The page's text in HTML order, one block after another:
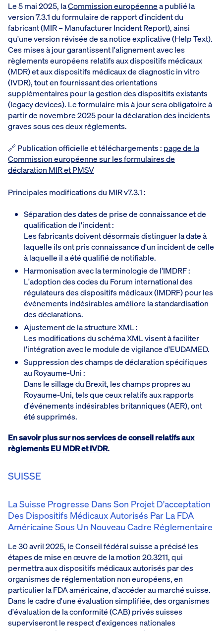
Le 5 mai 2025, laCommission européennea publié la
version 7.3.1 du formulaire de rapport d'incident du
fabricant (MIR – Manufacturer Incident Report), ainsi
qu'une version révisée de sa notice explicative (Help Text).
Ces mises à jour garantissent l'alignement avec les
règlements européens relatifs aux dispositifs médicaux
(MDR) et aux dispositifs médicaux de diagnostic in vitro
(IVDR), tout en fournissant des orientations
supplémentaires pour la gestion des dispositifs existants
(legacy devices). Le formulaire mis à jour sera obligatoire à
partir de novembre 2025 pour la déclaration des incidents
graves sous ces deux règlements.
🔗 Publication officielle et téléchargements : page de la
Commission européenne sur les formulaires de
déclaration MIR et PMSV
Principales modifications du MIR v7.3.1 :
Séparation des dates de prise de connaissance et de
qualification de l'incident :
Les fabricants doivent désormais distinguer la date à
laquelle ils ont pris connaissance d'un incident de celle
à laquelle il a été qualifié de notifiable.
Harmonisation avec la terminologie de l'IMDRF :
L'adoption des codes du Forum international des
régulateurs des dispositifs médicaux (IMDRF) pour les
événements indésirables améliore la standardisation
des déclarations.
Ajustement de la structure XML :
Les modifications du schéma XML visent à faciliter
l'intégration avec le module de vigilance d'EUDAMED.
Suppression des champs de déclaration spécifiques
au Royaume-Uni :
Dans le sillage du Brexit, les champs propres au
Royaume-Uni, tels que ceux relatifs aux rapports
d'événements indésirables britanniques (AER), ont
été supprimés.
En savoir plus sur nos services de conseil relatifs aux
règlementsEU MDRetIVDR.
SUISSE
La Suisse Progresse Dans Son Projet D'acceptation
Des Dispositifs Médicaux Autorisés Par La FDA
Américaine Sous Un Nouveau Cadre Réglementaire
Le 30 avril 2025, le Conseil fédéral suisse a précisé les
étapes de mise en œuvre de la motion 20.3211, qui
permettra aux dispositifs médicaux autorisés par des
organismes de réglementation non européens, en
particulier la FDA américaine, d'accéder au marché suisse.
Dans le cadre d'une évaluation simplifiée, des organismes
d'évaluation de la conformité (CAB) privés suisses
superviseront le respect d'exigences nationales